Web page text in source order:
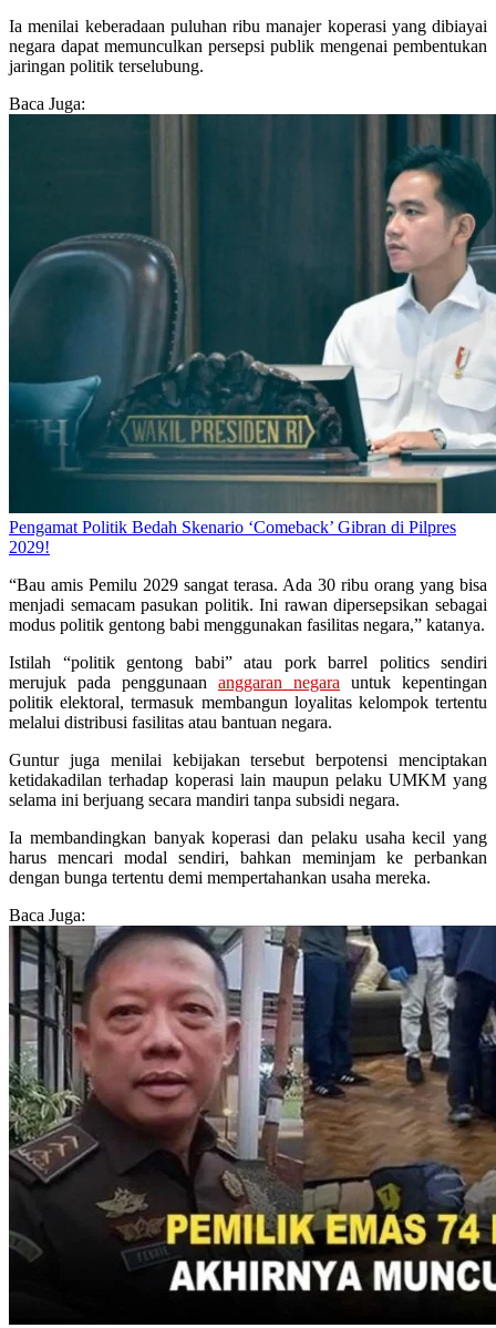
Ia menilai keberadaan puluhan ribu manajer koperasi yang dibiayai
negara dapat memunculkan persepsi publik mengenai pembentukan
jaringan politik terselubung.
Baca Juga:
Pengamat Politik Bedah Skenario ‘Comeback’ Gibran di Pilpres
2029!
“Bau amis Pemilu 2029 sangat terasa. Ada 30 ribu orang yang bisa
menjadi semacam pasukan politik. Ini rawan dipersepsikan sebagai
modus politik gentong babi menggunakan fasilitas negara,” katanya.
Istilah “politik gentong babi” atau pork barrel politics sendiri
merujuk pada penggunaan anggaran negara untuk kepentingan
politik elektoral, termasuk membangun loyalitas kelompok tertentu
melalui distribusi fasilitas atau bantuan negara.
Guntur juga menilai kebijakan tersebut berpotensi menciptakan
ketidakadilan terhadap koperasi lain maupun pelaku UMKM yang
selama ini berjuang secara mandiri tanpa subsidi negara.
Ia membandingkan banyak koperasi dan pelaku usaha kecil yang
harus mencari modal sendiri, bahkan meminjam ke perbankan
dengan bunga tertentu demi mempertahankan usaha mereka.
Baca Juga: